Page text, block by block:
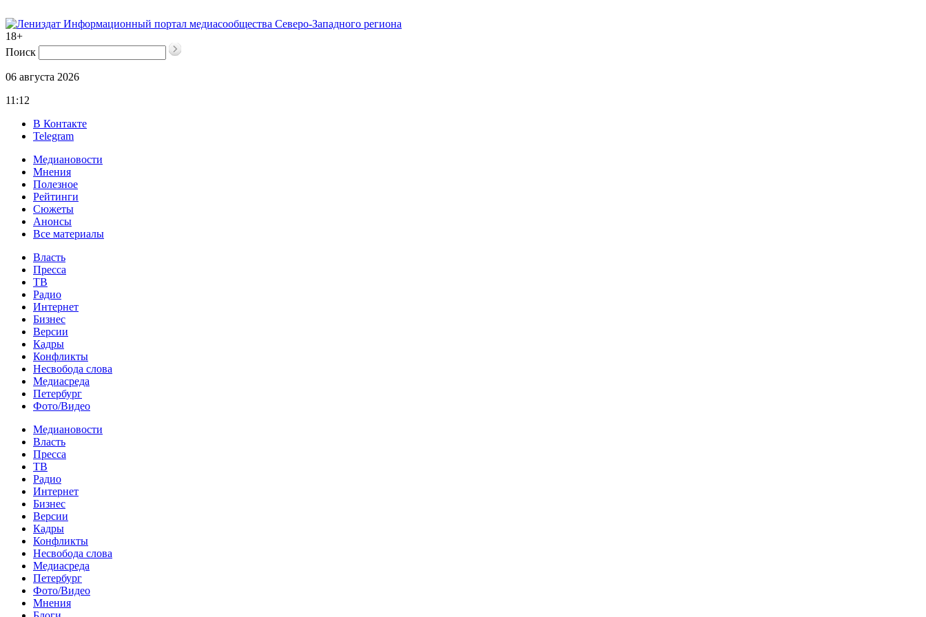
Информационный портал медиасообщества Северо-Западного региона
18+
Поиск
06 августа 2026
11:12
В Контакте
Telegram
Медиановости
Мнения
Полезное
Рейтинги
Сюжеты
Анонсы
Все материалы
Власть
Пресса
ТВ
Радио
Интернет
Бизнес
Версии
Кадры
Конфликты
Несвобода слова
Медиасреда
Петербург
Фото/Видео
Медиановости
Власть
Пресса
ТВ
Радио
Интернет
Бизнес
Версии
Кадры
Конфликты
Несвобода слова
Медиасреда
Петербург
Фото/Видео
Мнения